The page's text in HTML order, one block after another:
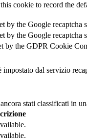
cookie to record the
by the Google recaptcha
by the Google recaptcha
by the GDPR Cookie
impostato dal servizio
stati classificati in